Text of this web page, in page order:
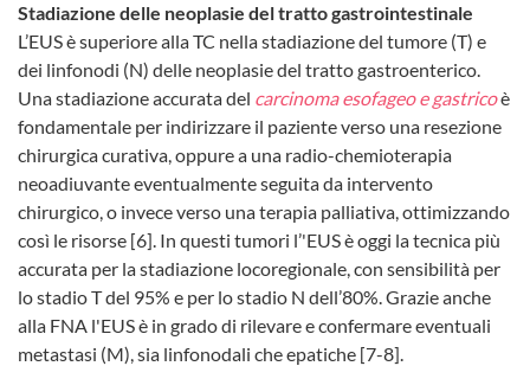
Stadiazione delle neoplasie del tratto gastrointestinale
L’EUS è superiore alla TC nella stadiazione del tumore (T) e
dei linfonodi (N) delle neoplasie del tratto gastroenterico.
Una stadiazione accurata del carcinoma esofageo e gastricoè
fondamentale per indirizzare il paziente verso una resezione
chirurgica curativa, oppure a una radio-chemioterapia
neoadiuvante eventualmente seguita da intervento
chirurgico, o invece verso una terapia palliativa, ottimizzando
così le risorse [6]. In questi tumori l’'EUS è oggi la tecnica più
accurata per la stadiazione locoregionale, con sensibilità per
lo stadio T del 95% e per lo stadio N dell’80%. Grazie anche
alla FNA l'EUS è in grado di rilevare e confermare eventuali
metastasi (M), sia linfonodali che epatiche [7-8].